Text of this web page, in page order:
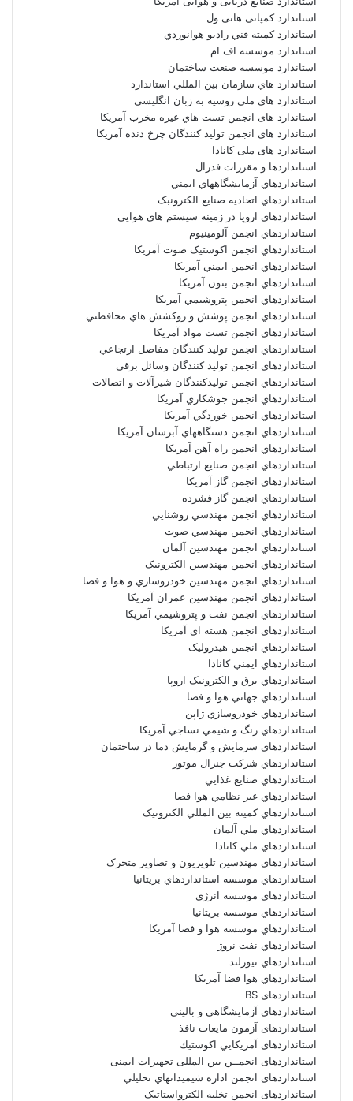
استاندارد کمپانی هانی ول
استاندارد کميته فني راديو هوانوردي
استاندارد موسسه اف ام
استاندارد موسسه صنعت ساختمان
استاندارد هاي سازمان بين المللي استاندارد
استاندارد هاي ملي روسيه به زبان انگليسي
استاندارد های انجمن تست هاي غيره مخرب آمريکا
استاندارد های انجمن توليد کنندگان چرخ دنده آمريکا
استاندارد های ملی کانادا
استانداردها و مقررات فدرال
استانداردهاي آزمايشگاههاي ايمني
استانداردهاي اتحاديه صنايع الکترونبک
استانداردهاي اروپا در زمينه سيستم هاي هوايي
استانداردهاي انجمن آلومينيوم
استانداردهاي انجمن اکوستيک صوت آمريکا
استانداردهاي انجمن ايمني آمريکا
استانداردهاي انجمن بتون آمريکا
استانداردهاي انجمن پتروشيمي آمريکا
استانداردهاي انجمن پوشش و روکشش هاي محافظتي
استانداردهاي انجمن تست مواد آمريکا
استانداردهاي انجمن توليد کنندگان مفاصل ارتجاعي
استانداردهاي انجمن توليد کنندگان وسائل برقي
استانداردهاي انجمن توليدکنندگان شيرآلات و اتصالات
استانداردهاي انجمن جوشکاري آمريکا
استانداردهاي انجمن خوردگي آمريکا
استانداردهاي انجمن دستگاههاي آبرسان آمريکا
استانداردهاي انجمن راه آهن آمريکا
استانداردهاي انجمن صنايع ارتباطي
استانداردهاي انجمن گاز آمريکا
استانداردهاي انجمن گاز فشرده
استانداردهاي انجمن مهندسي روشنايي
استانداردهاي انجمن مهندسي صوت
استانداردهاي انجمن مهندسين آلمان
استانداردهاي انجمن مهندسين الکترونيک
استانداردهاي انجمن مهندسين خودروسازي و هوا و فضا
استانداردهاي انجمن مهندسين عمران آمريکا
استانداردهاي انجمن نفت و پتروشيمي آمريکا
استانداردهاي انجمن هسته اي آمريکا
استانداردهاي انجمن هيدروليک
استانداردهاي ايمني کانادا
استانداردهاي برق و الکترونبک اروپا
استانداردهاي جهاني هوا و فضا
استانداردهاي خودروسازي ژاپن
استانداردهاي رنگ و شيمي نساجي آمريکا
استانداردهاي سرمايش و گرمايش دما در ساختمان
استانداردهاي شرکت جنرال موتور
استانداردهاي صنايع غذايي
استانداردهاي غير نظامي هوا فضا
استانداردهاي کميته بين المللي الکترونيک
استانداردهاي ملي آلمان
استانداردهاي ملي کانادا
استانداردهاي مهندسين تلويزيون و تصاوير متحرک
استانداردهاي موسسه استانداردهاي بريتانيا
استانداردهاي موسسه انرژي
استانداردهاي موسسه بريتانيا
استانداردهاي موسسه هوا و فضا آمريکا
استانداردهاي نفت نروژ
استانداردهاي نيوزلند
استانداردهاي هوا فضا آمريکا
استانداردهای BS
استانداردهای آزمایشگاهی و بالینی
استانداردهای آزمون مایعات نافذ
استانداردهای آمريكايي اكوستيك
استانداردهای انجمــن بين المللى تجهيزات ايمنى
استانداردهای انجمن اداره شيميدانهاي تحليلي
استانداردهای انجمن تخليه الکترواستاتيک